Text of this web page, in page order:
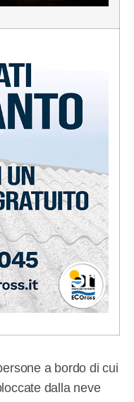
a bordo di cui
dalla neve